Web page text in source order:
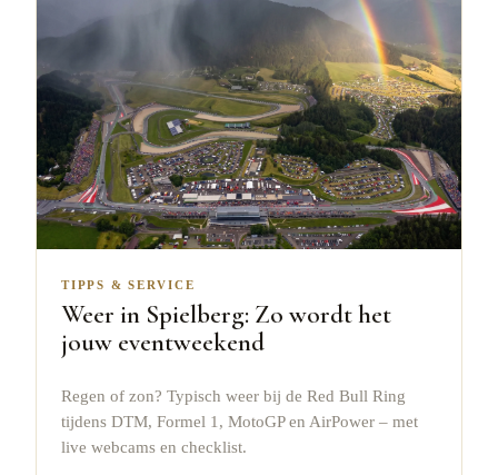
TIPPS & SERVICE
Weer in Spielberg: Zo wordt het
jouw eventweekend
Regen of zon? Typisch weer bij de Red Bull Ring
tijdens DTM, Formel 1, MotoGP en AirPower – met
live webcams en checklist.